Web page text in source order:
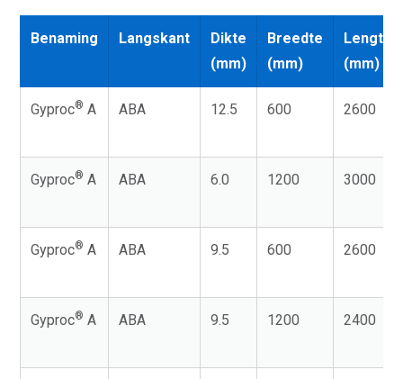
Benaming Langskant
Dikte
(mm)
Breedte
(mm)
Lengte
(mm)
Gyproc® A ABA 12.5 600 2600
Gyproc® A ABA 6.0 1200 3000
Gyproc® A ABA 9.5 600 2600
Gyproc® A ABA 9.5 1200 2400